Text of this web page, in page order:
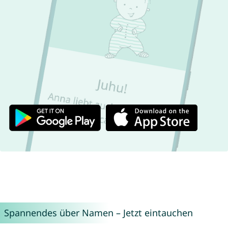
Spannendes über Namen – Jetzt eintauchen